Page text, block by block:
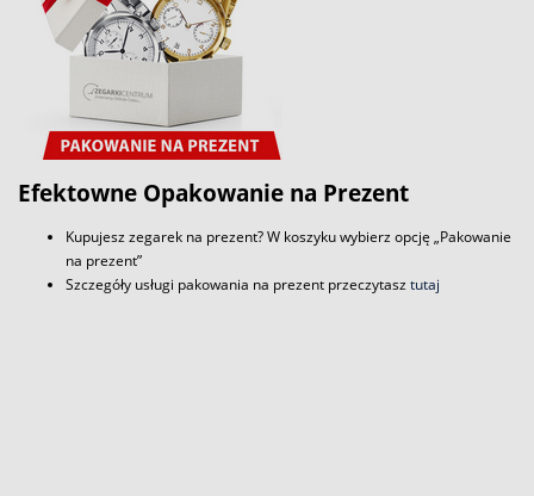
Efektowne Opakowanie na Prezent
Kupujesz zegarek na prezent? W koszyku wybierz opcję „Pakowanie
na prezent”
Szczegóły usługi pakowania na prezent przeczytasztutaj